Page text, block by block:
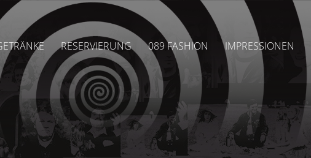
RESERVIERUNG 089 FASHION IMPRESSIONEN